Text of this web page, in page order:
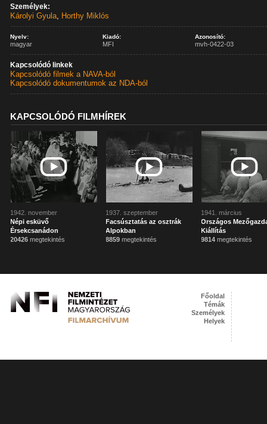
Személyek:
Károlyi Gyula, Horthy Miklós
Nyelv:
magyar
Kiadó:
MFI
Azonosító:
mvh-0422-03
Kapcsolódó linkek
Kapcsolódó filmek a NAVA-ból
Kapcsolódó dokumentumok az NDA-ból
KAPCSOLÓDÓ FILMHÍREK
1942. november
Népi esküvő
Érsekcsanádon
20426 megtekintés
1937. szeptember
Facsúsztatás az osztrák
Alpokban
8859 megtekintés
1941. március
Országos
Kiállítás
9814 megtekintés
Főoldal
Témák
Személyek
Helyek